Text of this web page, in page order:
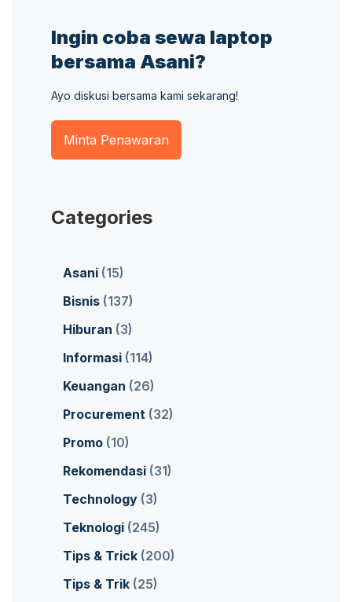
Ingin coba sewa laptop
bersama Asani?
Ayo diskusi bersama kami sekarang!
Minta Penawaran
Categories
Asani (15)
Bisnis (137)
Hiburan (3)
Informasi (114)
Keuangan (26)
Procurement (32)
Promo (10)
Rekomendasi (31)
Technology (3)
Teknologi (245)
Tips & Trick (200)
Tips & Trik (25)